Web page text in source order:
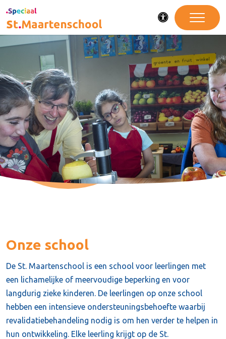
Toegankelijkheid
Op naar jouw
toekomst!
Onze school
De St. Maartenschool is een school voor leerlingen met
een lichamelijke of meervoudige beperking en voor
langdurig zieke kinderen. De leerlingen op onze school
hebben een intensieve ondersteuningsbehoefte waarbij
revalidatiebehandeling nodig is om hen verder te helpen in
hun ontwikkeling. Elke leerling krijgt op de St.